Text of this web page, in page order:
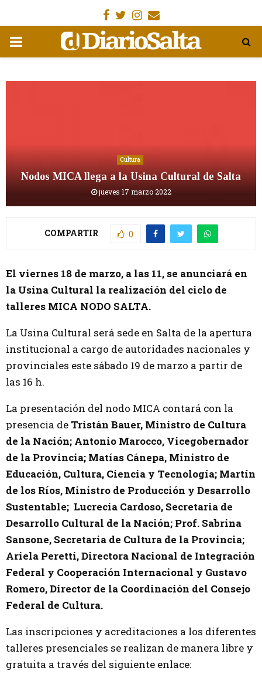
Facebook
Gorjeo
Instagram
Email
MENÚ
Cultura
Nodos MICA llega a la Usina Cultural de Salta
jueves 17 marzo 2022
COMPARTIR 0
El viernes 18 de marzo, a las 11, se anunciará en
la Usina Cultural la realización del ciclo de
talleres MICA NODO SALTA.
La Usina Cultural será sede en Salta de la apertura
institucional a cargo de autoridades nacionales y
provinciales este sábado 19 de marzo a partir de
las 16 h.
La presentación del nodo MICA contará con la
presencia de Tristán Bauer, Ministro de Cultura
de la Nación; Antonio Marocco, Vicegobernador
de la Provincia; Matías Cánepa, Ministro de
Educación, Cultura, Ciencia y Tecnología; Martín
de los Ríos, Ministro de Producción y Desarrollo
Sustentable; Lucrecia Cardoso, Secretaria de
Desarrollo Cultural de la Nación; Prof. Sabrina
Sansone, Secretaria de Cultura de la Provincia;
Ariela Peretti, Directora Nacional de Integración
Federal y Cooperación Internacional y Gustavo
Romero, Director de la Coordinación del Consejo
Federal de Cultura.
Las inscripciones y acreditaciones a los diferentes
talleres presenciales se realizan de manera libre y
gratuita a través del siguiente enlace: